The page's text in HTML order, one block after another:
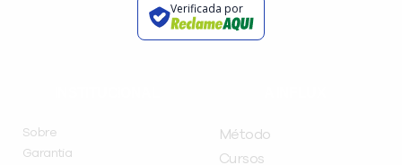
Verificada por
Sobre
Garantia
Método
Cursos